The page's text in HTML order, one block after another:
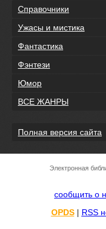
Справочники
Ужасы и мистика
Фантастика
Фэнтези
Юмор
ВСЕ ЖАНРЫ
Полная версия сайта
Электронная
сообщить о
OPDS| RSS